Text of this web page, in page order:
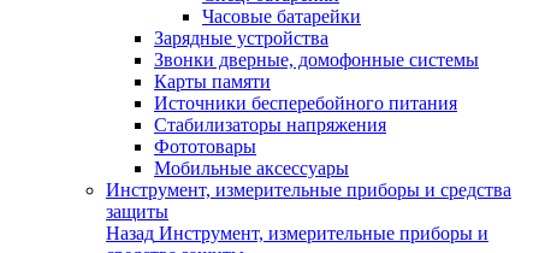
Часовые батарейки
Зарядные устройства
Звонки дверные, домофонные системы
Карты памяти
Источники бесперебойного питания
Стабилизаторы напряжения
Фототовары
Мобильные аксессуары
Инструмент, измерительные приборы и средства
защиты
Назад Инструмент, измерительные приборы и